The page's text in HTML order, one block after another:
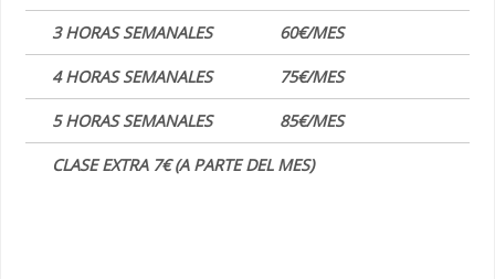
3 HORAS SEMANALES 60€/MES
4 HORAS SEMANALES 75€/MES
5 HORAS SEMANALES 85€/MES
CLASE EXTRA 7€ (A PARTE DEL MES)